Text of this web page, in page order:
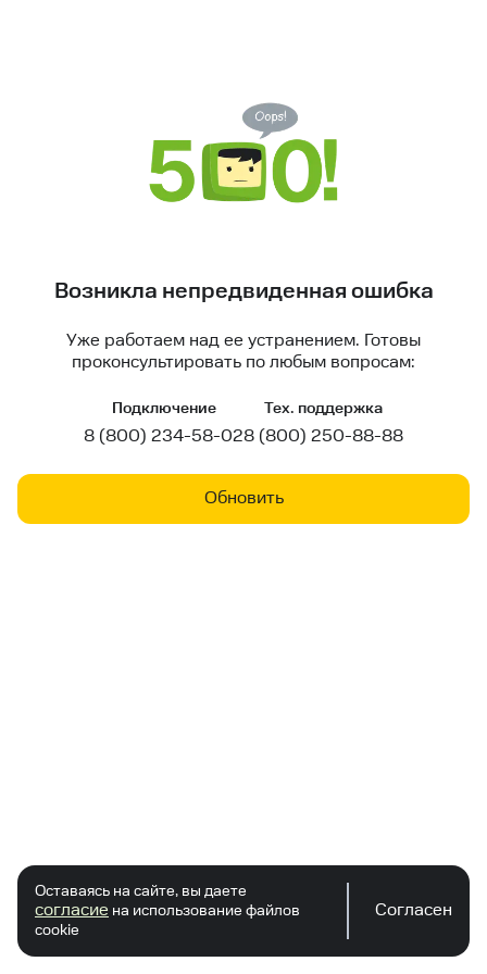
Возникла непредвиденная ошибка
Уже работаем над ее устранением. Готовы
проконсультировать по любым вопросам:
Подключение
8 (800) 234-58-02
Тех. поддержка
8 (800) 250-88-88
Обновить
Оставаясь на сайте, вы даете
согласие на использование файлов
cookie
Согласен